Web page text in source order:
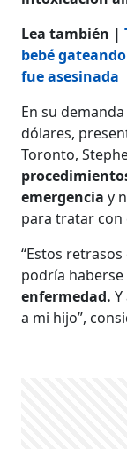
Lea también |
bebé
fue asesinada
En su
dólares,
Toronto,
emergenciay
para tratar con
“Estos
podría
enfermedad.
a mi hijo”,